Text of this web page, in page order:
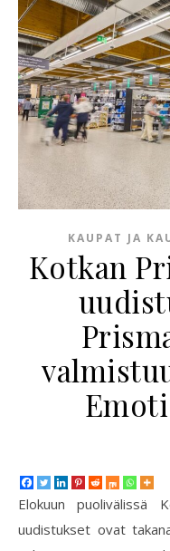
KAUPAT JA
Kotkan
Elokuun puolivälissä
uudistukset ovat